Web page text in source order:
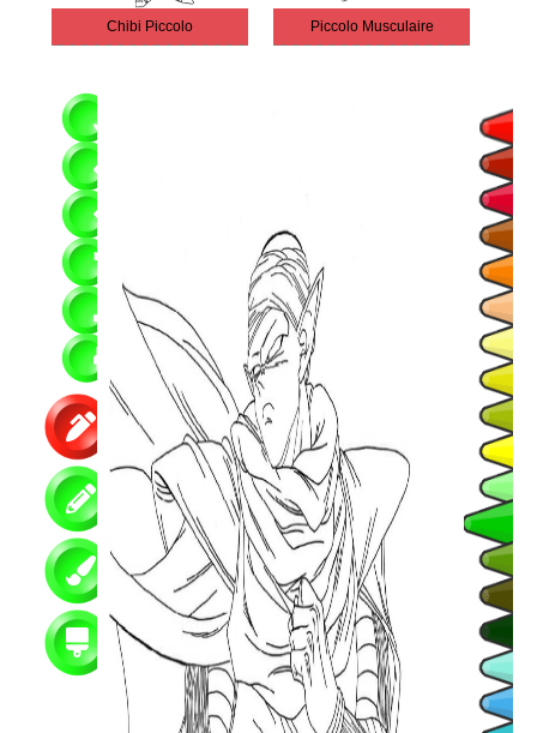
Chibi Piccolo Piccolo Musculaire